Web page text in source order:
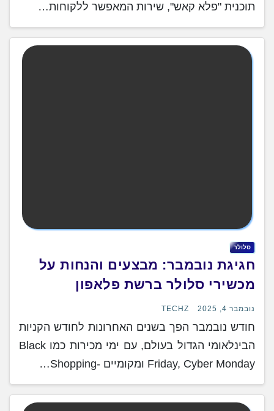
תוכנית "פלא קאש", שירות המאפשר ללקוחות…
סלולר
חגיגת נובמבר: מבצעים והנחות על
מכשירי סלולר ברשת פלאפון
נובמבר 4, 2025 TECHZ
חודש נובמבר הפך בשנים האחרונות לחודש הקניות
הבינלאומי הגדול בעולם, עם ימי מכירות כמו Black
Friday, Cyber Monday ומקומיים -Shopping…